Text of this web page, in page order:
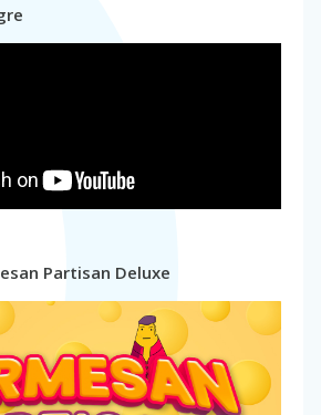
Partisan Deluxe